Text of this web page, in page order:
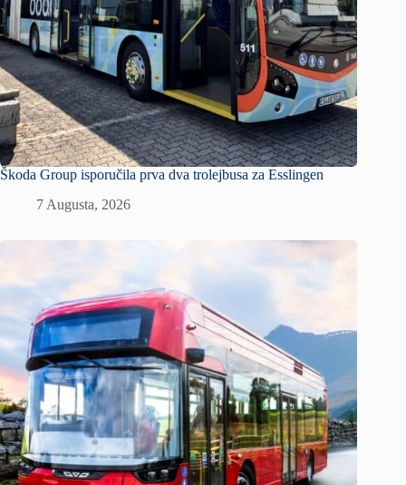
Škoda Group isporučila prva dva trolejbusa za Esslingen
7 Augusta, 2026